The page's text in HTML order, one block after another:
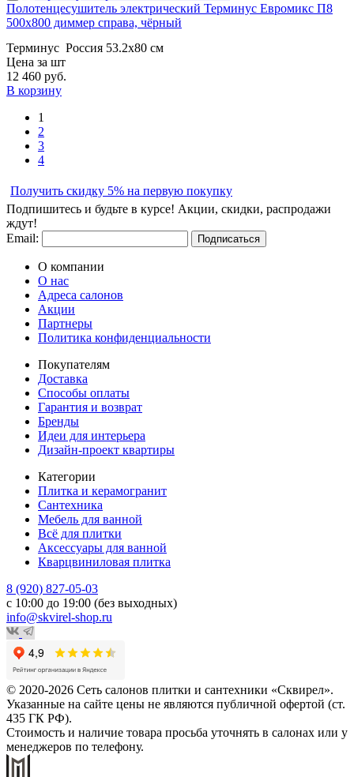
Полотенцесушитель электрический Терминус Евромикс П8
500х800 диммер справа, чёрный
Терминус Россия 53.2х80 см
Цена за шт
12 460 руб.
В корзину
1
2
3
4
Получить скидку 5% на первую покупку
Подпишитесь и будьте в курсе! Акции, скидки, распродажи
ждут!
Email:
Подписаться
О компании
О нас
Адреса салонов
Акции
Партнеры
Политика конфиденциальности
Покупателям
Доставка
Способы оплаты
Гарантия и возврат
Бренды
Идеи для интерьера
Дизайн-проект квартиры
Категории
Плитка и керамогранит
Сантехника
Мебель для ванной
Всё для плитки
Аксессуары для ванной
Кварцвиниловая плитка
8 (920) 827-05-03
с 10:00 до 19:00 (без выходных)
info@skvirel-shop.ru
© 2020-2026 Сеть салонов плитки и сантехники «Сквирел».
Указанные на сайте цены не являются публичной офертой (ст.
435 ГК РФ).
Стоимость и наличие товара просьба уточнять в салонах или у
менеджеров по телефону.